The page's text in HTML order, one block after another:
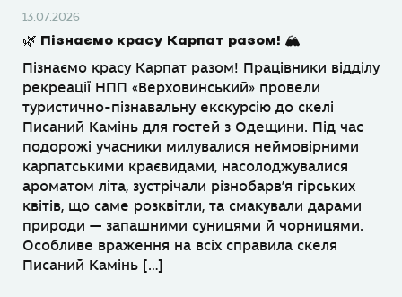
13.07.2026
🌿 Пізнаємо красу Карпат разом! 🏔
Пізнаємо красу Карпат разом! Працівники відділу
рекреації НПП «Верховинський» провели
туристично-пізнавальну екскурсію до скелі
Писаний Камінь для гостей з Одещини. Під час
подорожі учасники милувалися неймовірними
карпатськими краєвидами, насолоджувалися
ароматом літа, зустрічали різнобарв’я гірських
квітів, що саме розквітли, та смакували дарами
природи — запашними суницями й чорницями.
Особливе враження на всіх справила скеля
Писаний Камінь […]